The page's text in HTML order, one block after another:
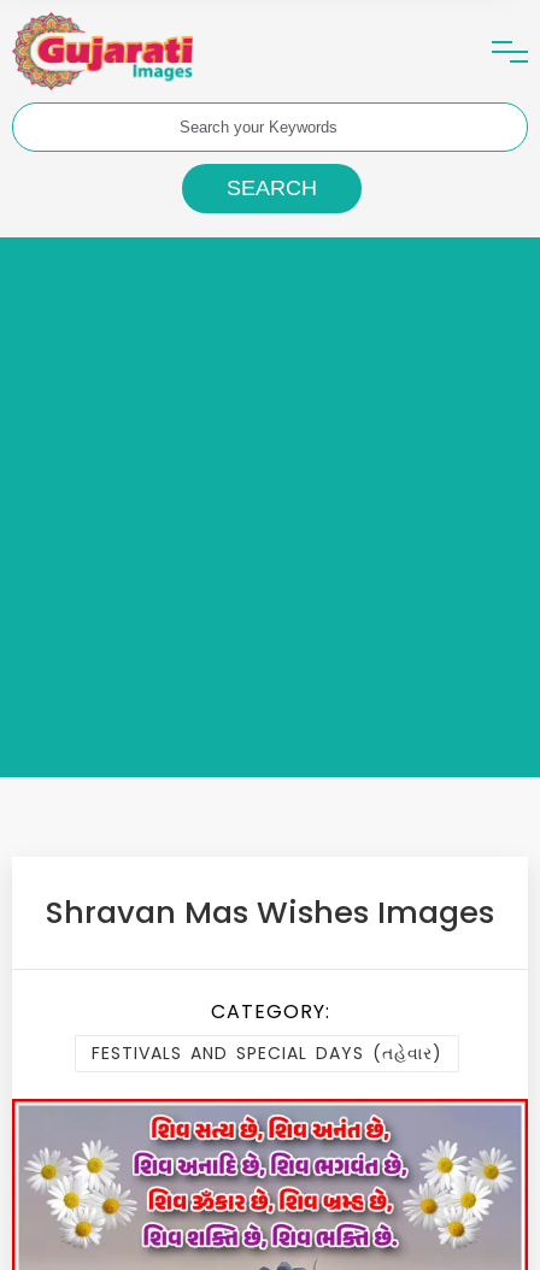
Shravan Mas Wishes Images
CATEGORY:
FESTIVALS AND SPECIAL DAYS (તહેવાર)